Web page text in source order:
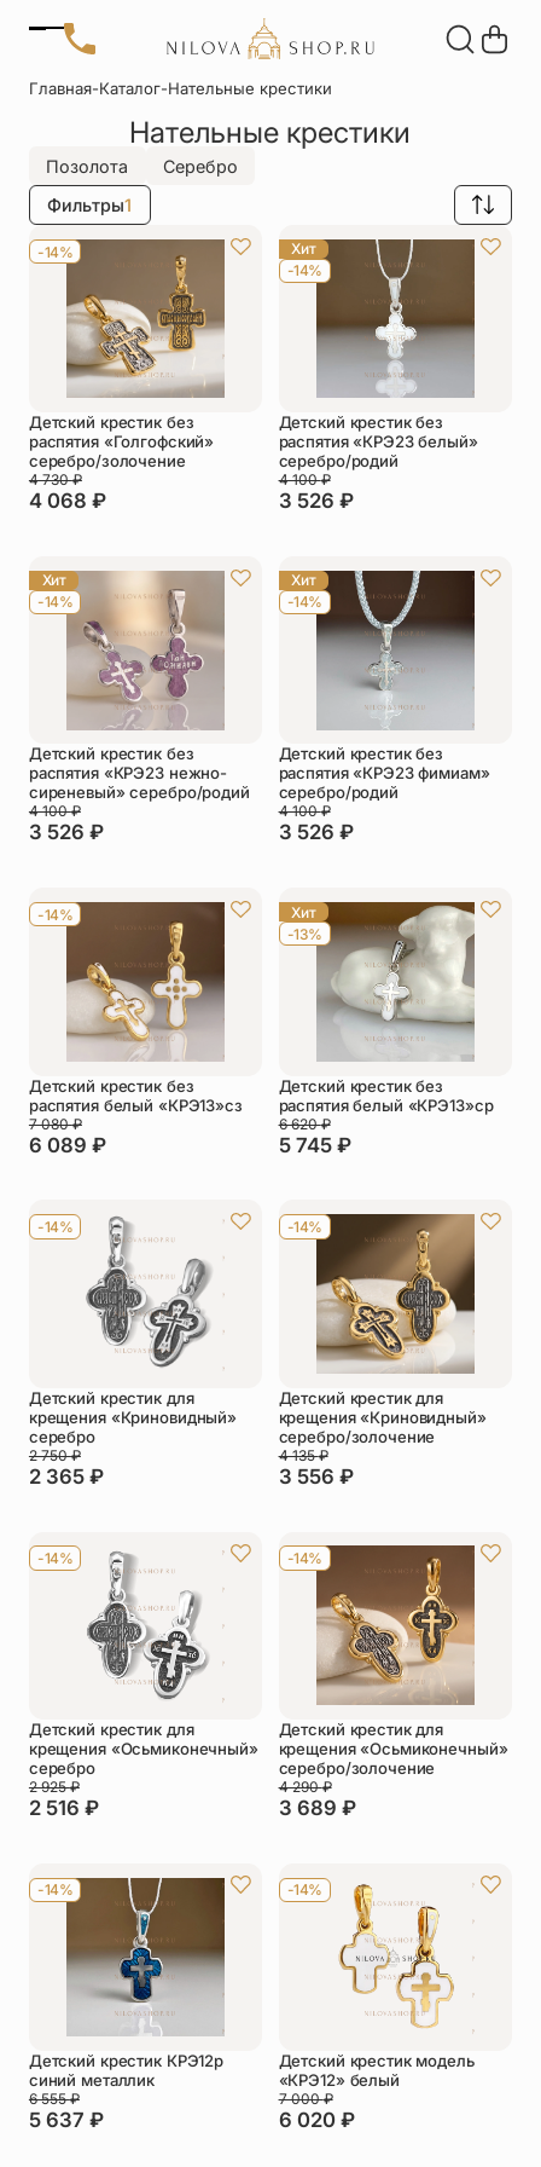
Позвонить
+7 (906) 655-37-20
Автомобильные
иконы
Браслеты
Детские
крестики
Настольные
Нательные
крестики
Нательные
Образки
именные
Подвески
Складни
Статуэтки
Упаковка
Цепи
Чётки
Шнурки на
Другое
Статьи
Главная-Каталог-Нательные крестики
Нательные крестики
Фильтры1
Позолота Серебро
-14%
Детский крестик без
распятия «Голгофский»
серебро/золочение
4 068 ₽
4 730₽
Хит
-14%
Детский крестик без
распятия «КРЭ23 белый»
серебро/родий
3 526 ₽
4 100₽
Хит
-14%
Детский крестик без
распятия «КРЭ23 нежно-
сиреневый» серебро/родий
3 526 ₽
4 100₽
Хит
-14%
Детский крестик без
распятия «КРЭ23 фимиам»
серебро/родий
3 526 ₽
4 100₽
-14%
Детский крестик без
распятия белый «КРЭ13»сз
6 089 ₽
7 080₽
Хит
-13%
Детский крестик без
распятия белый «КРЭ13»ср
5 745 ₽
6 620₽
-14%
Детский крестик для
крещения «Криновидный»
серебро
2 365 ₽
2 750₽
-14%
Детский крестик для
крещения «Криновидный»
серебро/золочение
3 556 ₽
4 135₽
-14%
Детский крестик для
крещения «Осьмиконечный»
серебро
2 516 ₽
2 925₽
-14%
Детский крестик для
крещения «Осьмиконечный»
серебро/золочение
3 689 ₽
4 290₽
-14%
Детский крестик КРЭ12р
синий металлик
5 637 ₽
6 555₽
-14%
Детский крестик модель
«КРЭ12» белый
6 020 ₽
7 000₽